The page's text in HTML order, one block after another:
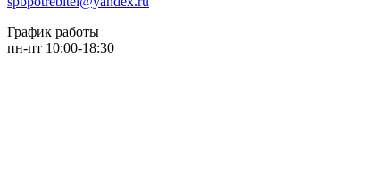
График работы
пн-пт 10:00-18:30